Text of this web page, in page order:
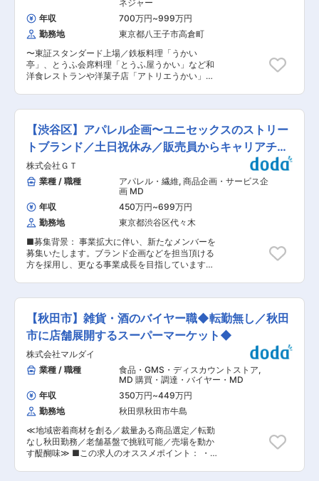
門等との連携およびディレクション業務。 （2）
チームマネジメント（タスク・ピープル管理） ・
商品企画メンバーの目標設定、1on1、評価などの
ピープルマネジメント。 ・各メンバーが担当する
領域（リサーチ・企画立案・実行）に対する壁打
ち、進捗管理、タスクの交通整理。 ・チーム全体
のモチベーション維持とスキルアップの支援。
（3） 経営層（部長以上）へのレポーティング ・
全体の売上推移、競合動向のサマリー、および今
後の事業戦略・打ち手のプレゼンテーションと最
終承認の獲得 ■魅力： ・「200万件超の巨大プラ
ットフォーム」のP/L（損益）を直接動かすダイ
ナミズム 単一のコモディティ商品を売るのではな
く、オンライン診療という巨大なエコシステム全
体の価格戦略、仕入れ（アライアンス）、販売ポ
ートフォリオを統括します。経営陣に近い距離
で、数億〜数十億円規模の事業インパクトをダイ
レクトに生み出す手応えがあります。 ・「仕組み
のないカオス」を仕組み化する、組織立ち上げの
面白さ 現在、市場リサーチや機敏な価格変更の体
制が整いきっていない（伸び代がある）状態か
従できるか」のオペレーション（仕組み）をゼロ
から設計・構築できます。 変更の範囲：会社の定
ネジャー
年収
700万円~999万円
勤務地
東京都八王子市高倉町
〜東証スタンダード上場／鉄板料理「うかい
亭」、とうふ会席料理「とうふ屋うかい」など和
洋食レストランや洋菓子店「アトリエうかい」を
規出店計画に伴い、事業規模の拡大を見込んでい
ます。それに伴い、マーチャンダイジング・店舗
開発・部門連携の強化が急務となっており、事業
部長と並走しながら事業再構築を担うリーダーを
募集します。 ■具体的な業務内容： 物販事業部
の中核人材として、事業部長と連携しながら事業
全体の再構築・成長をリードしていただきます。
・取扱商品のマーチャンダイジング（MD戦略の
企画・実行） ・自社商品直販のための店舗開発
（出店戦略・立地選定・立ち上げ） ・物販事業部
内（複数部署）の統括・マネジメント ・経営層・
他部門との連携・調整 ・役員・執行役員からの特
命案件の推進 ※「事業をつくる・立て直す」フェ
ーズに関われるポジションです ■ポジションの魅
力： ・事業再構築というダイナミックなテーマに
関われる ・経営層と近い距離で意思決定に関与可
うかい烏山を創業（法人設立は1968年）、創業
50年以上の老舗料理店です。現在ではレストラン
を17店舗、洋菓子店を4店舗運営しています。 ◎
基本理念は「利は人の喜びの陰にあり」。「当社
にかかわる全ての人々を大切にし、そして全ての
人々により大切にされる企業でありたい」を経営
精神に、「100年続く店づくり」を店舗理念とし
て掲げて、今日まで経営してまいりました。何度
ご来店いただいても常に喜びや感動を感じていた
だける食空間を創造することをモットーに店舗づ
くりを行い、心より感動の時間を味わっていただ
き、喜びをお客様と分かち合えるような接客を、
スタッフ全員に徹底しております。 変更の範囲：
【渋谷区】アパレル企画〜ユニセックスのストリー
トブランド／土日祝休み／販売員からキャリアチェ
ンジ
株式会社ＧＴ
業種 / 職種
アパレル・繊維, 商品企画・サービス企
画 MD
年収
450万円~699万円
勤務地
東京都渋谷区代々木
■募集背景： 事業拡大に伴い、新たなメンバーを
募集いたします。ブランド企画などを担当頂ける
方を採用し、更なる事業成長を目指しています。
・自社ブランド製品企画(10代後半〜20代後半ま
でのユニセックスのストリートブランドの企画を
主に担当頂きます) ・MD ・絵型作成 ・顧客への
ブランド企画に関するプレゼン業務 ■業務内容詳
細： 生産管理、仕様書作成などの業務も対応頂け
ると良い MD、絵型などブランド企画業務から、
ご自身で企画した内容を顧客へプレゼン頂く業務
まで幅広くお任せしていきたいと考えておりま
す。若い年代をターゲットにしたブランド構築を
進めていきたいと考えておりますので、ご自身の
感性やスキルを活かして頂けます。ファッション
に興味があり、ご自身でブランド立ち上げや企画
をしたいとの想いをカタチにできる業務内容とな
ります。基本は企画業務に従事頂きますが、希望
に応じて生産管理や仕様書作成などの業務にもチ
ャレンジ頂きスキルアップする事も可能です ■当
【秋田市】雑貨・酒のバイヤー職◆転勤無し／秋田
市に店舗展開するスーパーマーケット◆
株式会社マルダイ
業種 / 職種
食品・GMS・ディスカウントストア,
MD 購買・調達・バイヤー・MD
年収
350万円~449万円
勤務地
秋田県秋田市牛島
≪地域密着商材を創る／裁量ある商品選定／転勤
なし秋田勤務／老舗基盤で挑戦可能／売場を動か
す醍醐味≫ ■この求人のオススメポイント： ・